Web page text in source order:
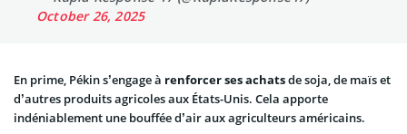
October 26, 2025
En prime, Pékin s’engage à renforcer ses achatsde soja, de maïs et
d’autres produits agricoles aux États-Unis. Cela apporte
indéniablement une bouffée d’air aux agriculteurs américains.